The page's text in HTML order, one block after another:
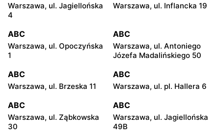
Warszawa, ul. Jagiellońska
4
Warszawa, ul. Inflancka 19
ABC
Warszawa, ul. Opoczyńska
1
ABC
Warszawa, ul. Antoniego
Józefa Madalińskiego 50
ABC
Warszawa, ul. Brzeska 11
ABC
Warszawa, ul. pl. Hallera 6
ABC
Warszawa, ul. Ząbkowska
30
ABC
Warszawa, ul. Jagiellońska
49B